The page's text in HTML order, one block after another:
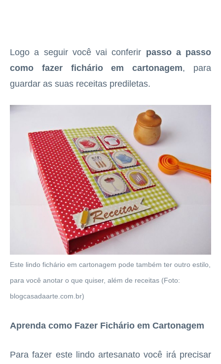
Logo a seguir você vai conferir passo a passo
como fazer fichário em cartonagem, para
guardar as suas receitas prediletas.
Este lindo fichário em cartonagem pode também ter outro estilo,
para você anotar o que quiser, além de receitas (Foto:
blogcasadaarte.com.br)
Aprenda como Fazer Fichário em Cartonagem
Para fazer este lindo artesanato você irá precisar